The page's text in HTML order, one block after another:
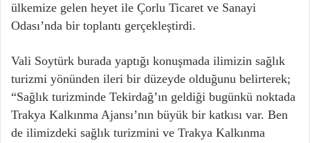
ülkemize gelen heyet ile Çorlu Ticaret ve Sanayi
Odası’nda bir toplantı gerçekleştirdi.
Vali Soytürk burada yaptığı konuşmada ilimizin sağlık
turizmi yönünden ileri bir düzeyde olduğunu belirterek;
“Sağlık turizminde Tekirdağ’ın geldiği bugünkü noktada
Trakya Kalkınma Ajansı’nın büyük bir katkısı var. Ben
de ilimizdeki sağlık turizmini ve Trakya Kalkınma